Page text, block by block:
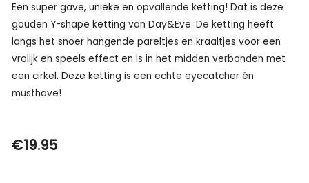
Een super gave, unieke en opvallende ketting! Dat is deze
gouden Y-shape ketting van Day&Eve. De ketting heeft
langs het snoer hangende pareltjes en kraaltjes voor een
vrolijk en speels effect en is in het midden verbonden met
een cirkel. Deze ketting is een echte eyecatcher én
musthave!
€19.95